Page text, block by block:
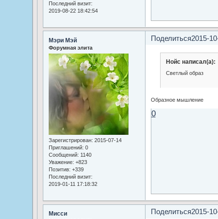
Последний визит:
2019-08-22 18:42:54
Поделиться2015-
Мэри Мэй
Форумная элита
Зарегистрирован: 2015-07-14
Приглашений: 0
Сообщений: 1140
Уважение: +823
Позитив: +339
Последний визит:
2019-01-11 17:18:32
Нойс написал(а):
Светлый образ
Образное мышление
0
Поделиться2015-
Мисси